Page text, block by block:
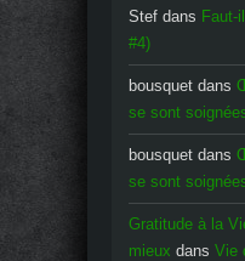
Stef dans Faut-
#4)
bousquet dans
se sont
bousquet dans
se sont
Gratitude à la
mieux dans Vie